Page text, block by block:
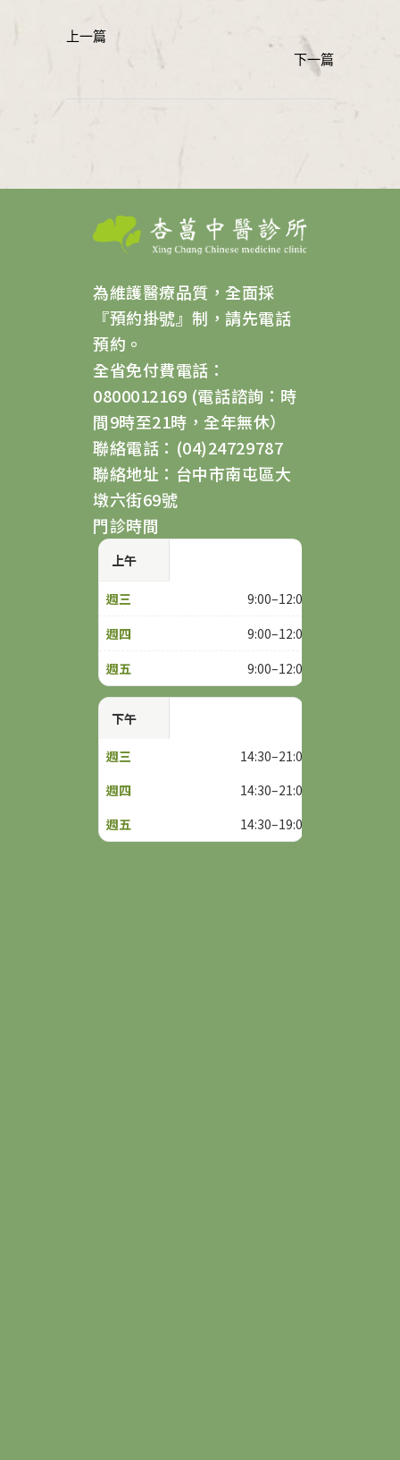
為維護醫療品質，全面採
『預約掛號』制，請先電話
預約。
全省免付費電話：
0800012169 (電話諮詢：時
間9時至21時，全年無休）
聯絡電話：(04)24729787
聯絡地址：台中市南屯區大
墩六街69號
門診時間
上午
9:00–12:00
9:00–12:00
9:00–12:00
下午
14:30–21:00
14:30–21:00
14:30–19:00